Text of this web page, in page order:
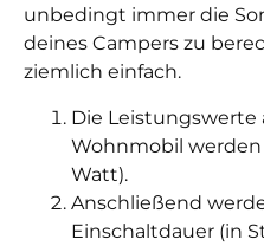
unbedingt immer die
deines Campers zu
ziemlich einfach.
Die Leistungswerte
Wohnmobil
Watt).
Anschließend
Einschaltdauer (in